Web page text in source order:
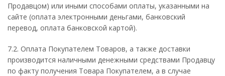
Продавцом) или иными способами оплаты, указанными на
сайте (оплата электронными деньгами, банковский
перевод, оплата банковской картой).
7.2. Оплата Покупателем Товаров, а также доставки
производится наличными денежными средствами Продавцу
по факту получения Товара Покупателем, а в случае